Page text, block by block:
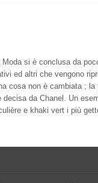
Moda si è conclusa da
ed altri che vengono
cosa non è cambiata ; la
decisa da Chanel. Un
e khaki vert i più